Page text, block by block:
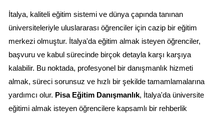
İtalya, kaliteli eğitim sistemi ve dünya çapında tanınan
üniversiteleriyle uluslararası öğrenciler için cazip bir eğitim
merkezi olmuştur. İtalya'da eğitim almak isteyen öğrenciler,
başvuru ve kabul sürecinde birçok detayla karşı karşıya
kalabilir. Bu noktada, profesyonel bir danışmanlık hizmeti
almak, süreci sorunsuz ve hızlı bir şekilde tamamlamalarına
yardımcı olur. Pisa Eğitim Danışmanlık, İtalya'da üniversite
eğitimi almak isteyen öğrencilere kapsamlı bir rehberlik